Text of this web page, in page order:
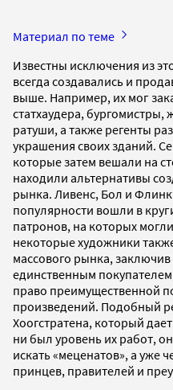
Материал по теме
Известны исключения из
всегда создавались и
выше. Например, их мог
статхаудера,
ратуши, а также регенты
украшения своих зданий.
которые затем вешали на
находили альтернативы
рынка. Ливенс, Бол и
популярности вошли в
патронов, на которых
некоторые художники
массового рынка,
единственным
право преимущественной
произведений. Подобный
Хоогстратена, который
ни был уровень их работ,
искать «меценатов», а уже
принцев, правителей и